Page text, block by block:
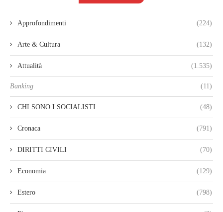
Approfondimenti (224)
Arte & Cultura (132)
Attualità (1.535)
Banking (11)
CHI SONO I SOCIALISTI (48)
Cronaca (791)
DIRITTI CIVILI (70)
Economia (129)
Estero (798)